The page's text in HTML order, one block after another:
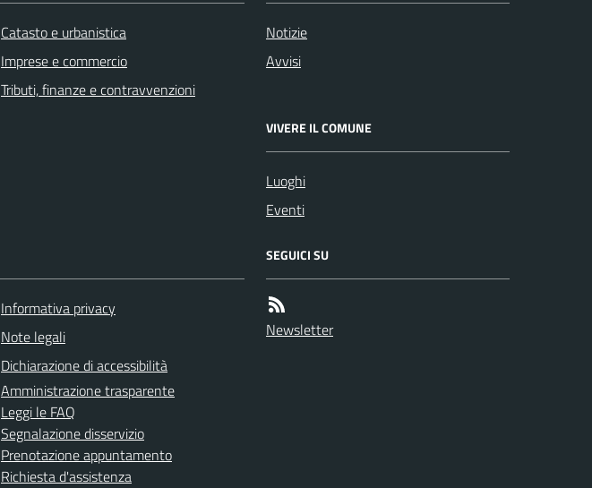
Catasto e urbanistica
Imprese e commercio
Tributi, finanze e contravvenzioni
Notizie
Avvisi
VIVERE IL COMUNE
Luoghi
Eventi
Informativa privacy
Note legali
Dichiarazione di accessibilità
Amministrazione trasparente
Leggi le FAQ
Segnalazione disservizio
Prenotazione appuntamento
Richiesta d'assistenza
SEGUICI SU
Newsletter